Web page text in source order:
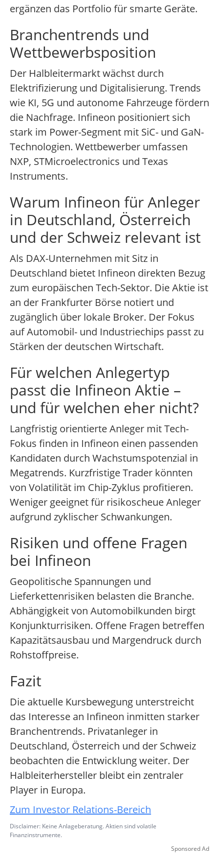
ergänzen das Portfolio für smarte Geräte.
Branchentrends und
Wettbewerbsposition
Der Halbleitermarkt wächst durch
Elektrifizierung und Digitalisierung. Trends
wie KI, 5G und autonome Fahrzeuge fördern
die Nachfrage. Infineon positioniert sich
stark im Power-Segment mit SiC- und GaN-
Technologien. Wettbewerber umfassen
NXP, STMicroelectronics und Texas
Instruments.
Warum Infineon für Anleger
in Deutschland, Österreich
und der Schweiz relevant ist
Als DAX-Unternehmen mit Sitz in
Deutschland bietet Infineon direkten Bezug
zum europäischen Tech-Sektor. Die Aktie ist
an der Frankfurter Börse notiert und
zugänglich über lokale Broker. Der Fokus
auf Automobil- und Industriechips passt zu
Stärken der deutschen Wirtschaft.
Für welchen Anlegertyp
passt die Infineon Aktie –
und für welchen eher nicht?
Langfristig orientierte Anleger mit Tech-
Fokus finden in Infineon einen passenden
Kandidaten durch Wachstumspotenzial in
Megatrends. Kurzfristige Trader könnten
von Volatilität im Chip-Zyklus profitieren.
Weniger geeignet für risikoscheue Anleger
aufgrund zyklischer Schwankungen.
Risiken und offene Fragen
bei Infineon
Geopolitische Spannungen und
Lieferkettenrisiken belasten die Branche.
Abhängigkeit von Automobilkunden birgt
Konjunkturrisiken. Offene Fragen betreffen
Kapazitätsausbau und Margendruck durch
Rohstoffpreise.
Fazit
Die aktuelle Kursbewegung unterstreicht
das Interesse an Infineon inmitten starker
Branchentrends. Privatanleger in
Deutschland, Österreich und der Schweiz
beobachten die Entwicklung weiter. Der
Halbleiterhersteller bleibt ein zentraler
Player in Europa.
Zum Investor Relations-Bereich
Disclaimer: Keine Anlageberatung. Aktien sind volatile
Finanzinstrumente.
Sponsored Ad